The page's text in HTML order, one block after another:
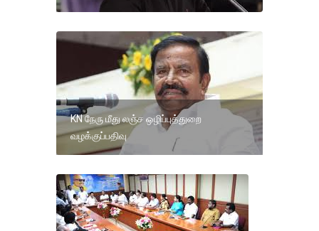
KN நேரு மீது லஞ்ச ஒழிப்புத்துறை
வழக்குப்பதிவு